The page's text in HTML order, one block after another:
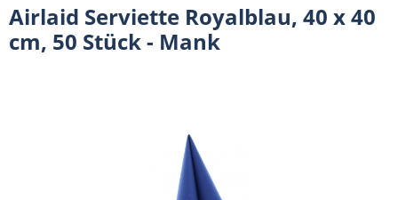
Airlaid Serviette Royalblau, 40 x 40
cm, 50 Stück - Mank